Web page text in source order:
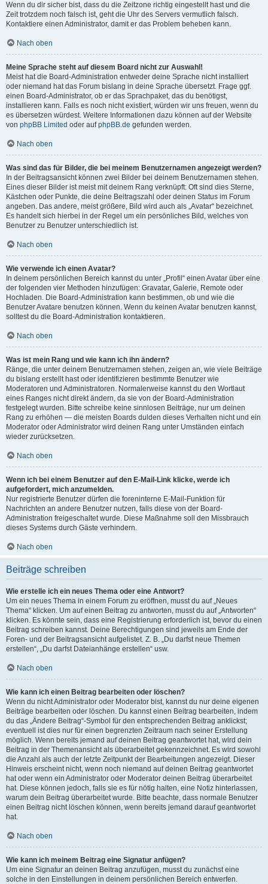
Wenn du dir sicher bist, dass du die Zeitzone richtig eingestellt hast und die
Zeit trotzdem noch falsch ist, geht die Uhr des Servers vermutlich falsch.
Kontaktiere einen Administrator, damit er das Problem beheben kann.
Nach oben
Meine Sprache steht auf diesem Board nicht zur Auswahl!
Meist hat die Board-Administration entweder deine Sprache nicht installiert
oder niemand hat das Forum bislang in deine Sprache übersetzt. Frage ggf.
einen Board-Administrator, ob er das Sprachpaket, das du benötigst,
installieren kann. Falls es noch nicht existiert, würden wir uns freuen, wenn du
es übersetzen würdest. Weitere Informationen dazu können auf der Website
von phpBB Limited oder aufphpBB.de gefunden werden.
Nach oben
Was sind das für Bilder, die bei meinem Benutzernamen angezeigt werden?
In der Beitragsansicht können zwei Bilder bei deinem Benutzernamen stehen.
Eines dieser Bilder ist meist mit deinem Rang verknüpft: Oft sind dies Sterne,
Kästchen oder Punkte, die deine Beitragszahl oder deinen Status im Forum
angeben. Das andere, meist größere, Bild wird auch als „Avatar“ bezeichnet.
Es handelt sich hierbei in der Regel um ein persönliches Bild, welches von
Benutzer zu Benutzer unterschiedlich ist.
Nach oben
Wie verwende ich einen Avatar?
In deinem persönlichen Bereich kannst du unter „Profil“ einen Avatar über eine
der folgenden vier Methoden hinzufügen: Gravatar, Galerie, Remote oder
Hochladen. Die Board-Administration kann bestimmen, ob und wie die
Benutzer Avatare benutzen können. Wenn du keinen Avatar benutzen kannst,
solltest du die Board-Administration kontaktieren.
Nach oben
Was ist mein Rang und wie kann ich ihn ändern?
Ränge, die unter deinem Benutzernamen stehen, zeigen an, wie viele Beiträge
du bislang erstellt hast oder identifizieren bestimmte Benutzer wie
Moderatoren und Administratoren. Normalerweise kannst du den Wortlaut
eines Ranges nicht direkt ändern, da sie von der Board-Administration
festgelegt wurden. Bitte schreibe keine sinnlosen Beiträge, nur um deinen
Rang zu erhöhen — die meisten Boards dulden dieses Verhalten nicht und ein
Moderator oder Administrator wird deinen Rang unter Umständen einfach
wieder zurücksetzen.
Nach oben
Wenn ich bei einem Benutzer auf den E-Mail-Link klicke, werde ich
aufgefordert, mich anzumelden.
Nur registrierte Benutzer dürfen die foreninterne E-Mail-Funktion für
Nachrichten an andere Benutzer nutzen, falls diese von der Board-
Administration freigeschaltet wurde. Diese Maßnahme soll den Missbrauch
dieses Systems durch Gäste verhindern.
Nach oben
Beiträge schreiben
Wie erstelle ich ein neues Thema oder eine Antwort?
Um ein neues Thema in einem Forum zu eröffnen, musst du auf „Neues
Thema“ klicken. Um auf einen Beitrag zu antworten, musst du auf „Antworten“
klicken. Es könnte sein, dass eine Registrierung erforderlich ist, bevor du einen
Beitrag schreiben kannst. Deine Berechtigungen sind jeweils am Ende der
Foren- und der Beitragsansicht aufgelistet. Z. B. „Du darfst neue Themen
erstellen“, „Du darfst Dateianhänge erstellen“ usw.
Nach oben
Wie kann ich einen Beitrag bearbeiten oder löschen?
Wenn du nicht Administrator oder Moderator bist, kannst du nur deine eigenen
Beiträge bearbeiten oder löschen. Du kannst einen Beitrag bearbeiten, indem
du das „Ändere Beitrag“-Symbol für den entsprechenden Beitrag anklickst;
eventuell ist dies nur für einen begrenzten Zeitraum nach seiner Erstellung
möglich. Wenn bereits jemand auf deinen Beitrag geantwortet hat, wird dein
Beitrag in der Themenansicht als überarbeitet gekennzeichnet. Es wird sowohl
die Anzahl als auch der letzte Zeitpunkt der Bearbeitungen angezeigt. Dieser
Hinweis erscheint nicht, wenn noch niemand auf deinen Beitrag geantwortet
hat oder wenn ein Administrator oder Moderator deinen Beitrag überarbeitet
hat. Diese können jedoch, falls sie es für nötig halten, eine Notiz hinterlassen,
warum dein Beitrag überarbeitet wurde. Bitte beachte, dass normale Benutzer
einen Beitrag nicht löschen können, wenn bereits jemand darauf geantwortet
hat.
Nach oben
Wie kann ich meinem Beitrag eine Signatur anfügen?
Um eine Signatur an deinen Beitrag anzufügen, musst du zunächst eine
solche in den Einstellungen in deinem persönlichen Bereich entwerfen.